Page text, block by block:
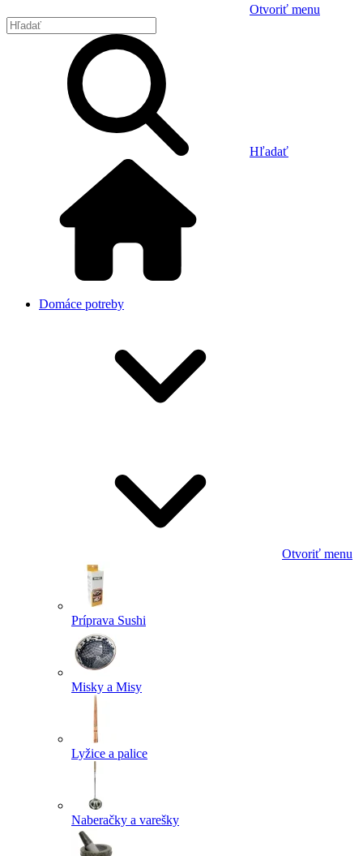
Otvoriť menu
Hľadať
Domáce potreby
Otvoriť menu
Príprava Sushi
Misky a Misy
Lyžice a palice
Naberačky a varešky